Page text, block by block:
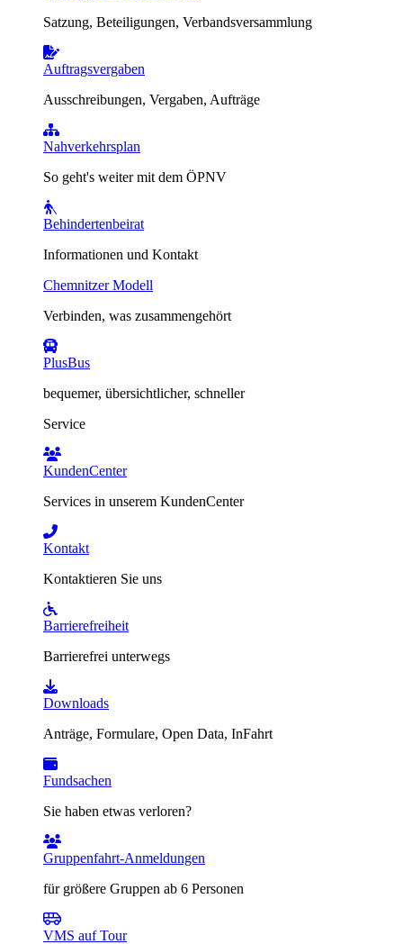
Satzung, Beteiligungen, Verbandsversammlung
Auftragsvergaben
Ausschreibungen, Vergaben, Aufträge
Nahverkehrsplan
So geht's weiter mit dem ÖPNV
Behindertenbeirat
Informationen und Kontakt
Chemnitzer Modell
Verbinden, was zusammengehört
PlusBus
bequemer, übersichtlicher, schneller
Service
KundenCenter
Services in unserem KundenCenter
Kontakt
Kontaktieren Sie uns
Barrierefreiheit
Barrierefrei unterwegs
Downloads
Anträge, Formulare, Open Data, InFahrt
Fundsachen
Sie haben etwas verloren?
Gruppenfahrt-Anmeldungen
für größere Gruppen ab 6 Personen
VMS auf Tour